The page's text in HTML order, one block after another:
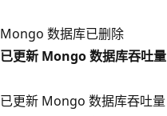
Mongo 数据库已删除
已更新 Mongo 数据库吞吐量
已更新 Mongo 数据库吞吐量